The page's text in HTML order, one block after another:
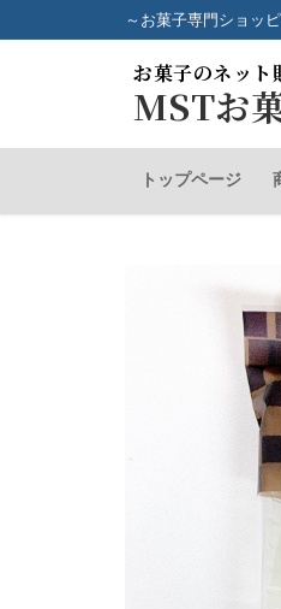
ン
～お菓子専門ショッ
MSTお
お菓子のネット
トップページ